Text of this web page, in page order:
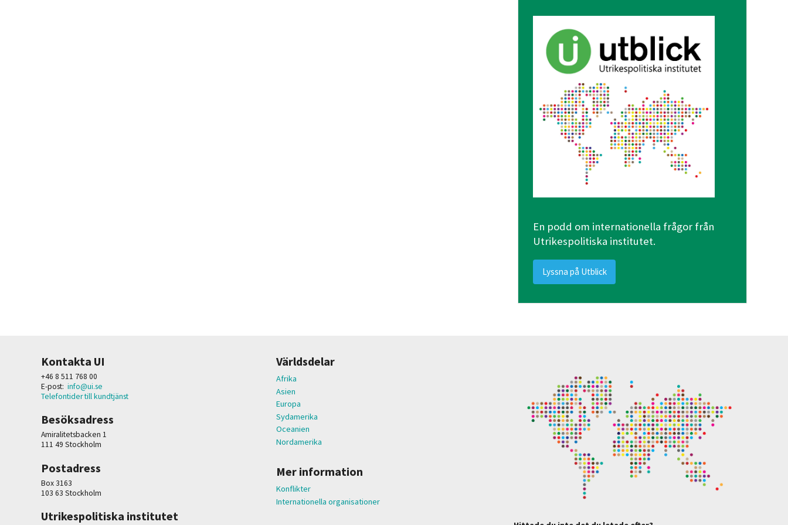
En podd om internationella frågor från
Utrikespolitiska institutet.
Lyssna på Utblick
Kontakta UI
+46 8 511 768 00
E-post: info@ui.se
Telefontider till kundtjänst
Besöksadress
Amiralitetsbacken 1
111 49 Stockholm
Postadress
Box 3163
103 63 Stockholm
Utrikespolitiska institutet
Världsdelar
Afrika
Asien
Europa
Sydamerika
Oceanien
Nordamerika
Mer information
Konflikter
Internationella organisationer